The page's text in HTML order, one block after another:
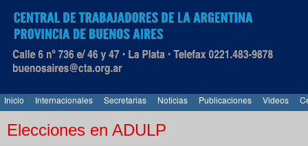
Inicio Internacionales Secretarias Noticias Publicaciones Videos
Elecciones en ADULP